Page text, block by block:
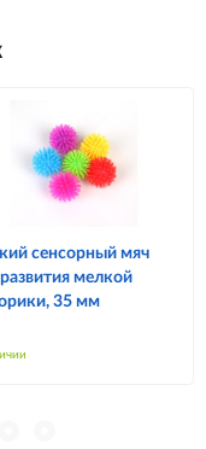
сенсорный мяч
мелкой
35 мм